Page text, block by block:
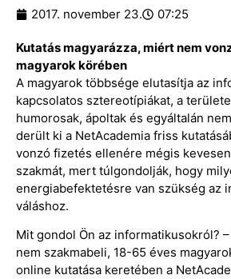
2017. november 23. 07:25
Kutatás magyarázza, miért nem
magyarok körében
A magyarok többsége elutasítja az
kapcsolatos sztereotípiákat, a
humorosak, ápoltak és egyáltalán
derült ki a NetAcademia friss
vonzó fizetés ellenére mégis
szakmát, mert túlgondolják, hogy
energiabefektetésre van szükség az
váláshoz.
Mit gondol Ön az informatikusokról?
nem szakmabeli, 18-65 éves
online kutatása keretében a